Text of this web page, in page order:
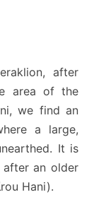
after
area of the
we find an
a large,
It is
after an older
Hani).